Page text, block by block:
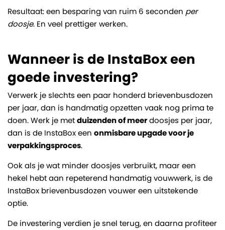
Resultaat: een besparing van ruim 6 seconden per
doosje. En veel prettiger werken.
Wanneer is de InstaBox een
goede investering?
Verwerk je slechts een paar honderd brievenbusdozen
per jaar, dan is handmatig opzetten vaak nog prima te
doen. Werk je metduizenden of meerdoosjes per jaar,
dan is de InstaBox een onmisbare upgade voor je
verpakkingsproces.
Ook als je wat minder doosjes verbruikt, maar een
hekel hebt aan repeterend handmatig vouwwerk, is de
InstaBox brievenbusdozen vouwer een uitstekende
optie.
De investering verdien je snel terug, en daarna profiteer